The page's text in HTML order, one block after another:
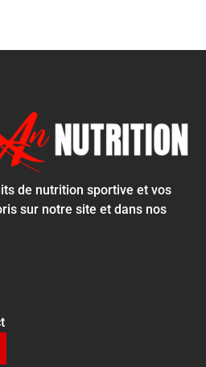
de nutrition sportive et vos
sur notre site et dans nos